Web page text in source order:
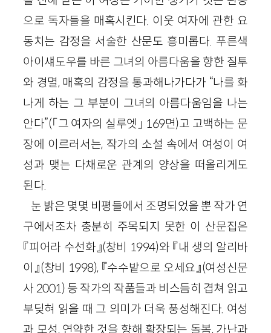
으로 독자들을 매혹시킨다. 이웃 여자에 관한 요
동치는 감정을 서술한 산문도 흥미롭다. 푸른색
아이섀도우를 바른 그녀의 아름다움을 향한 질투
와 경멸, 매혹의 감정을 통과해나가다가 “나를 화
나게 하는 그 부분이 그녀의 아름다움임을 나는
안다”(「그 여자의 실루엣」 169면)고 고백하는 문
장에 이르러서는, 작가의 소설 속에서 여성이 여
성과 맺는 다채로운 관계의 양상을 떠올리게도
된다.
눈 밝은 몇몇 비평들에서 조명되었을 뿐 작가 연
구에서조차 충분히 주목되지 못한 이 산문집은
『피어라 수선화』(창비 1994)와 『내 생의 알리바
이』(창비 1998), 『수수밭으로 오세요』(여성신문
사 2001) 등 작가의 작품들과 비스듬히 겹쳐 읽고
부딪혀 읽을 때 그 의미가 더욱 풍성해진다. 여성
과 모성, 연약한 것을 향해 확장되는 돌봄, 가난과